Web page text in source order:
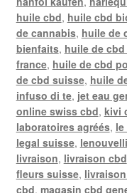
huile cbd, huile cbd
de cannabis, huile de
bienfaits, huile de
france, huile de cbd
de cbd suisse, huile
infuso di te, jet eau
online swiss cbd, kivi
laboratoires agréés,
legal suisse,
livraison, livraison cbd
fleurs suisse,
cbd, magasin cbd